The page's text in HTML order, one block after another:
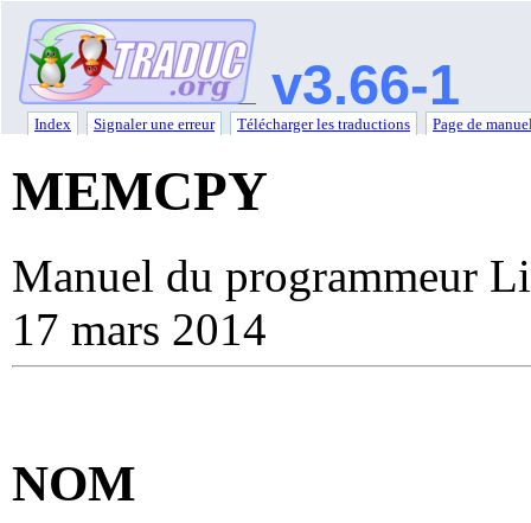
v3.66-1
Index Signaler une erreur Télécharger les traductions Page de
MEMCPY
Manuel du programmeur
17 mars 2014
NOM